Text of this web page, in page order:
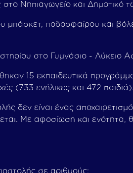
στο Νηπιαγωγείο και Δημοτικό
μπάσκετ, ποδοσφαίρου και
στο Γυμνάσιο - Λύκειο
15 εκπαιδευτικά
(733 ενήλικες και 472
δεν είναι ένας
Με αφοσίωση και ενότητα,
σε αριθμούς: